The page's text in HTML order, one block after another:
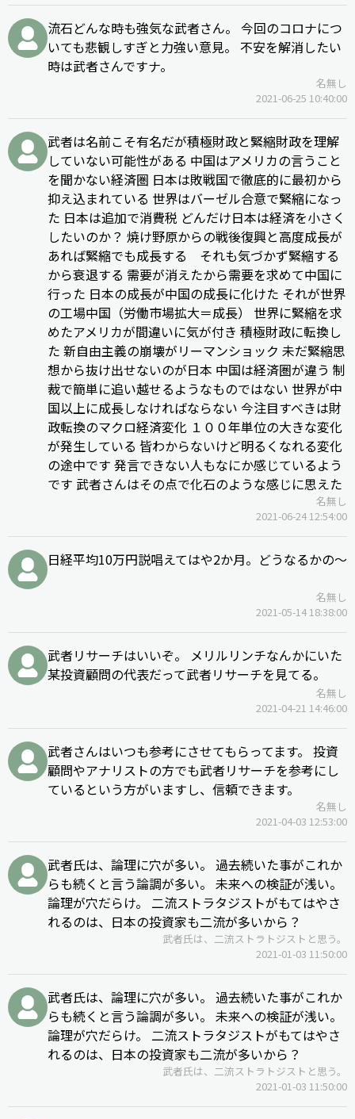
流石どんな時も強気な武者さん。 今回のコロナにつ
いても悲観しすぎと力強い意見。 不安を解消したい
時は武者さんですナ。
名無し
2021-06-25 10:40:00
武者は名前こそ有名だが積極財政と緊縮財政を理解
していない可能性がある 中国はアメリカの言うこと
を聞かない経済圏 日本は敗戦国で徹底的に最初から
抑え込まれている 世界はバーゼル合意で緊縮になっ
た 日本は追加で消費税 どんだけ日本は経済を小さく
したいのか？ 焼け野原からの戦後復興と高度成長が
あれば緊縮でも成長する それも気づかず緊縮する
から衰退する 需要が消えたから需要を求めて中国に
行った 日本の成長が中国の成長に化けた それが世界
の工場中国（労働市場拡大＝成長） 世界に緊縮を求
めたアメリカが間違いに気が付き 積極財政に転換し
た 新自由主義の崩壊がリーマンショック 未だ緊縮思
想から抜け出せないのが日本 中国は経済圏が違う 制
裁で簡単に追い越せるようなものではない 世界が中
国以上に成長しなければならない 今注目すべきは財
政転換のマクロ経済変化 １００年単位の大きな変化
が発生している 皆わからないけど明るくなれる変化
の途中です 発言できない人もなにか感じているよう
です 武者さんはその点で化石のような感じに思えた
名無し
2021-06-24 12:54:00
日経平均10万円説唱えてはや2か月。どうなるかの～
名無し
2021-05-14 18:38:00
武者リサーチはいいぞ。 メリルリンチなんかにいた
某投資顧問の代表だって武者リサーチを見てる。
名無し
2021-04-21 14:46:00
武者さんはいつも参考にさせてもらってます。 投資
顧問やアナリストの方でも武者リサーチを参考にし
ているという方がいますし、信頼できます。
名無し
2021-04-03 12:53:00
武者氏は、論理に穴が多い。 過去続いた事がこれか
らも続くと言う論調が多い。 未来への検証が浅い。
論理が穴だらけ。 二流ストラタジストがもてはやさ
れるのは、日本の投資家も二流が多いから？
武者氏は、二流ストラトジストと思う。
2021-01-03 11:50:00
武者氏は、論理に穴が多い。 過去続いた事がこれか
らも続くと言う論調が多い。 未来への検証が浅い。
論理が穴だらけ。 二流ストラタジストがもてはやさ
れるのは、日本の投資家も二流が多いから？
武者氏は、二流ストラトジストと思う。
2021-01-03 11:50:00